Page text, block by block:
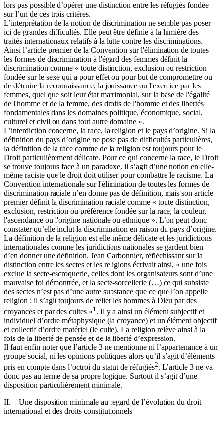
lors pas possible d’opérer une distinction entre les réfugiés fondée
sur l’un de ces trois critères.
L’interprétation de la notion de discrimination ne semble pas poser
ici de grandes difficultés. Elle peut être définie à la lumière des
traités internationaux relatifs à la lutte contre les discriminations.
Ainsi l’article premier de la Convention sur l'élimination de toutes
les formes de discrimination à l'égard des femmes définit la
discrimination comme « toute distinction, exclusion ou restriction
fondée sur le sexe qui a pour effet ou pour but de compromettre ou
de détruire la reconnaissance, la jouissance ou l'exercice par les
femmes, quel que soit leur état matrimonial, sur la base de l'égalité
de l'homme et de la femme, des droits de l'homme et des libertés
fondamentales dans les domaines politique, économique, social,
culturel et civil ou dans tout autre domaine ».
L’interdiction concerne, la race, la religion et le pays d’origine. Si la
définition du pays d’origine ne pose pas de difficultés particulières,
la définition de la race comme de la religion est toujours pour le
Droit particulièrement délicate. Pour ce qui concerne la race, le Droit
se trouve toujours face à un paradoxe, il s’agit d’une notion en elle-
même raciste que le droit doit utiliser pour combattre le racisme. La
Convention internationale sur l'élimination de toutes les formes de
discrimination raciale n’en donne pas de définition, mais son article
premier définit la discrimination raciale comme « toute distinction,
exclusion, restriction ou préférence fondée sur la race, la couleur,
l'ascendance ou l'origine nationale ou ethnique ». L’on peut donc
constater qu’elle inclut la discrimination en raison du pays d’origine.
La définition de la religion est elle-même délicate et les juridictions
internationales comme les juridictions nationales se gardent bien
d’en donner une définition. Jean Carbonnier, réfléchissant sur la
distinction entre les sectes et les religions écrivait ainsi, « une fois
exclue la secte-escroquerie, celles dont les organisateurs sont d’une
mauvaise foi démontrée, et la secte-sorcellerie (…) ce qui subsiste
des sectes n’est pas d’une autre substance que ce que l’on appelle
religion : il s’agit toujours de relier les hommes à Dieu par des
croyances et par des cultes »1 . Il y a ainsi un élément subjectif et
individuel d’ordre métaphysique (la croyance) et un élément objectif
et collectif d’ordre matériel (le culte). La religion relève ainsi à la
fois de la liberté de pensée et de la liberté d’expression.
Il faut enfin noter que l’article 3 ne mentionne ni l’appartenance à un
groupe social, ni les opinions politiques alors qu’il s’agit d’éléments
pris en compte dans l’octroi du statut de réfugiés2. L’article 3 ne va
donc pas au terme de sa propre logique. Surtout il s’agit d’une
disposition particulièrement minimale.
II. Une disposition minimale au regard de l’évolution du droit
international et des droits constitutionnels